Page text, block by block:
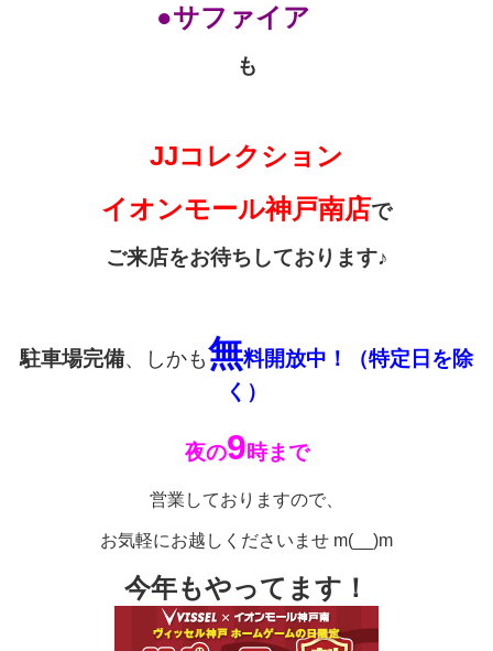
●サファイア
も
JJコレクション
イオンモール神戸南店で
ご来店をお待ちしております♪
駐車場完備、しかも無料開放中！（特定日を除
く）
夜の9時まで
営業しておりますので、
お気軽にお越しくださいませ m(__)m
今年もやってます！